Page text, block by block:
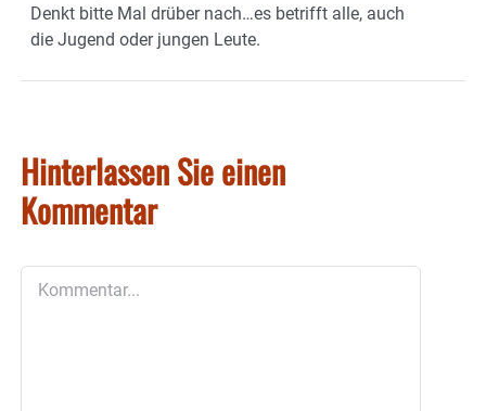
Denkt bitte Mal drüber nach…es betrifft alle, auch
die Jugend oder jungen Leute.
Hinterlassen Sie einen
Kommentar